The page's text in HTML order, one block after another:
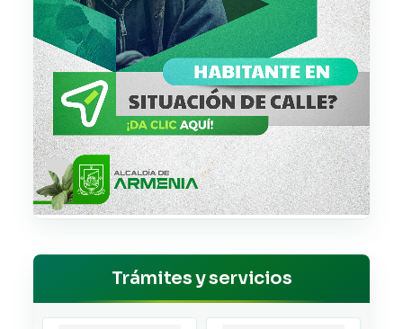
Trámites y servicios